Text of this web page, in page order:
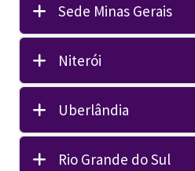
Sede Minas Gerais
Niterói
Uberlândia
Rio Grande do Sul